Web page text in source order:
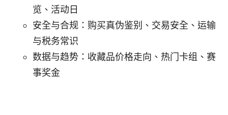
览、活动日
安全与合规：购买真伪鉴别、交易安全、运输
与税务常识
数据与趋势：收藏品价格走向、热门卡组、赛
事奖金